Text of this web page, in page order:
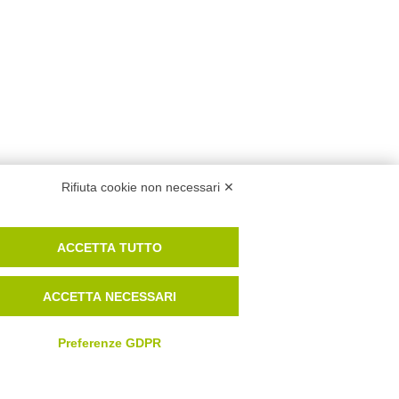
di problema.Rifiuta cookie non necessari ✕
ACCETTA TUTTO
ACCETTA NECESSARI
Preferenze GDPR